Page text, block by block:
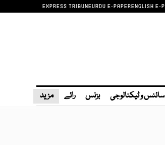
EXPRESS TRIBUNEURDU E-PAPERENGLISH E-
سائنس و ٹیکنالوجی بزنس رائے مزید